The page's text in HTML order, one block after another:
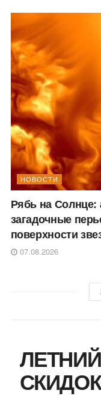
НОВОСТИ
Рябь на
загадочные
поверхности
07.08.2026